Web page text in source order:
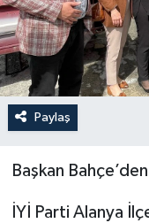
Paylaş
Başkan
İYİ Parti Alanya